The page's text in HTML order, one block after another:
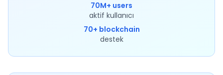
70M+ users
aktif kullanıcı
70+ blockchain
destek